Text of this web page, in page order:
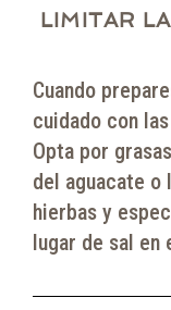
LIMITAR
Cuando
cuidado con
Opta por
del aguacate
hierbas y
lugar de sal en